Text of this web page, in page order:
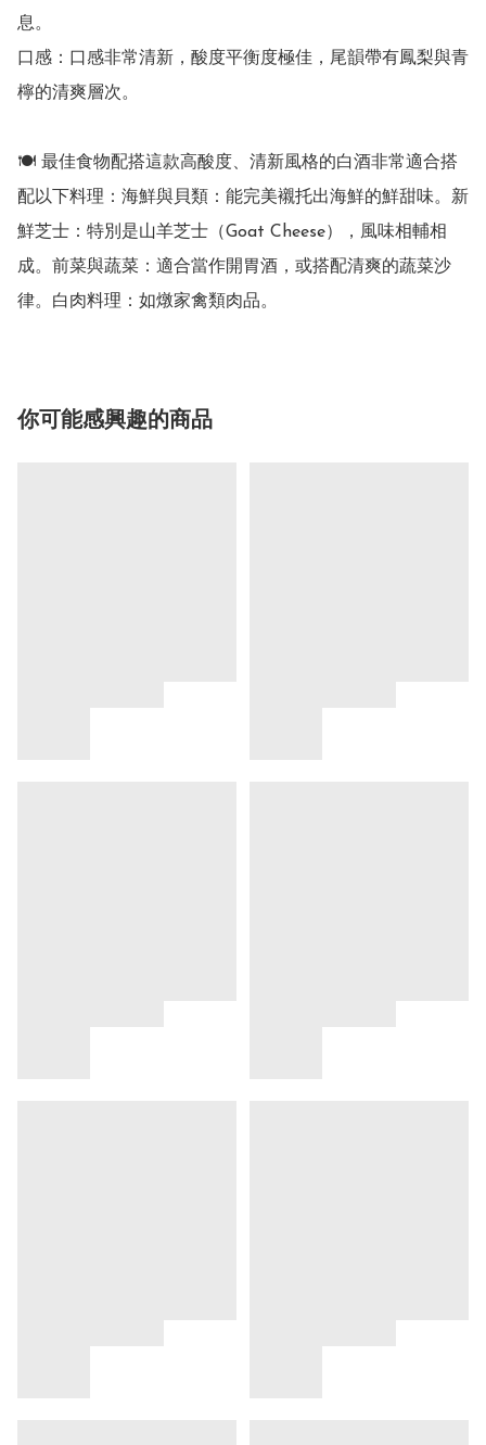
息。
口感：口感非常清新，酸度平衡度極佳，尾韻帶有鳳梨與青
檸的清爽層次。
🍽️ 最佳食物配搭這款高酸度、清新風格的白酒非常適合搭
配以下料理：海鮮與貝類：能完美襯托出海鮮的鮮甜味。新
鮮芝士：特別是山羊芝士（Goat Cheese），風味相輔相
成。前菜與蔬菜：適合當作開胃酒，或搭配清爽的蔬菜沙
律。白肉料理：如燉家禽類肉品。
你可能感興趣的商品